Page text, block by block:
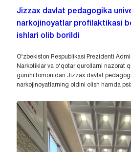
Jizzax davlat pedagogika
narkojinoyatlar profilaktikasi
ishlari olib borildi
O‘zbekiston Respublikasi Prezidenti
Narkotiklar va o‘qotar qurollarni nazorat
guruhi tomonidan Jizzax davlat
narkojinoyatlarning oldini olish hamda